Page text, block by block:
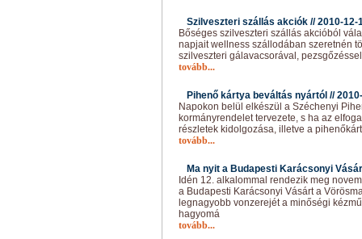
Szilveszteri szállás akciók //2010-12-
Bőséges szilveszteri szállás akcióból
napjait wellness szállodában szeretnén
szilveszteri gálavacsorával,
tovább...
Pihenő kártya beváltás nyártól //
Napokon belül elkészül a Széchenyi
kormányrendelet tervezete, s ha az
részletek kidolgozása, illetve a
tovább...
Ma nyit a Budapesti Karácsonyi
Idén 12. alkalommal rendezik meg
a Budapesti Karácsonyi Vásárt a
legnagyobb vonzerejét a minőségi
hagyomá
tovább...